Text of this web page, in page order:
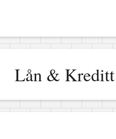
Lån & Kreditt